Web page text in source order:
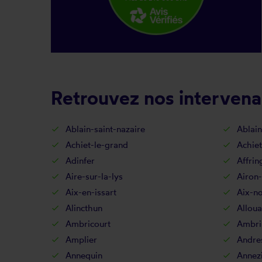
Retrouvez nos
Ablain-saint-nazaire
Achiet-le-grand
Adinfer
Aire-sur-la-lys
Aix-en-issart
Aix-
Alincthun
Ambricourt
Amplier
Annequin